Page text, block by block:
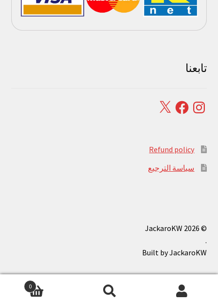
تابعنا
Instagram
Facebook
X
Refund policy
سياسة الترجيع
© JackaroKW 2026
.
0